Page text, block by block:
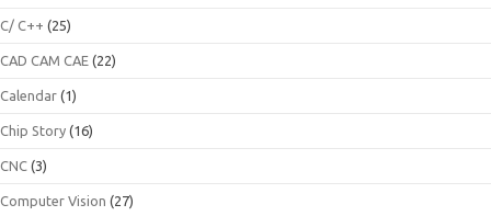
C/ C++ (25)
CAD CAM CAE (22)
Calendar (1)
Chip Story (16)
CNC (3)
Computer Vision (27)